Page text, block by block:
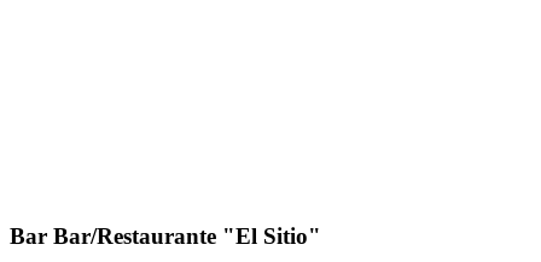
Bar Bar/Restaurante "El Sitio"